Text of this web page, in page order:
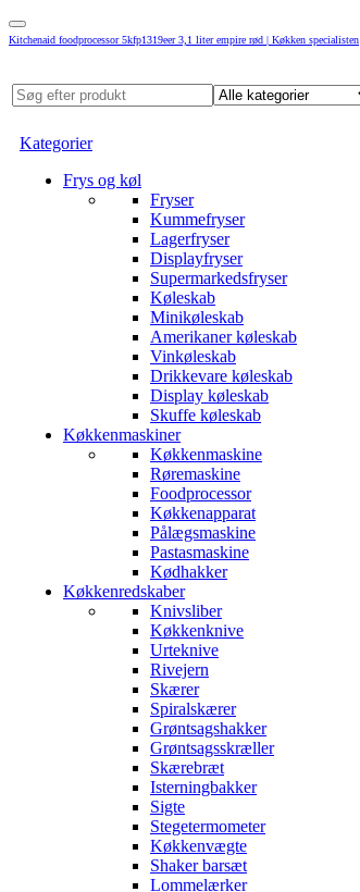
Kitchenaid foodprocessor 5kfp1319eer 3,1 liter empire rød | Køkken specialisten
Kategorier
Frys og køl
Fryser
Kummefryser
Lagerfryser
Displayfryser
Supermarkedsfryser
Køleskab
Minikøleskab
Amerikaner køleskab
Vinkøleskab
Drikkevare køleskab
Display køleskab
Skuffe køleskab
Køkkenmaskiner
Køkkenmaskine
Røremaskine
Foodprocessor
Køkkenapparat
Pålægsmaskine
Pastasmaskine
Kødhakker
Køkkenredskaber
Knivsliber
Køkkenknive
Urteknive
Rivejern
Skærer
Spiralskærer
Grøntsagshakker
Grøntsagsskræller
Skærebræt
Isterningbakker
Sigte
Stegetermometer
Køkkenvægte
Shaker barsæt
Lommelærker